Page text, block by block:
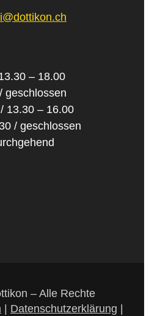
– 18.00
geschlossen
13.30 – 16.00
/ geschlossen
– Alle Rechte
Datenschutzerklärung